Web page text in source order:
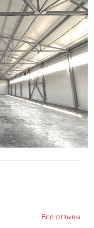
Все отзывы